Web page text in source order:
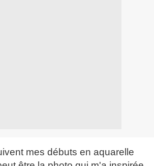
mes débuts en aquarelle